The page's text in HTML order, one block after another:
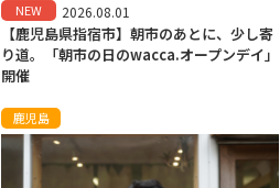
NEW 2026.08.01
【鹿児島県指宿市】朝市のあとに、少し寄
り道。「朝市の日のwacca.オープンデイ」
開催
鹿児島